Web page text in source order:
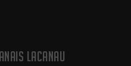
LACANAU